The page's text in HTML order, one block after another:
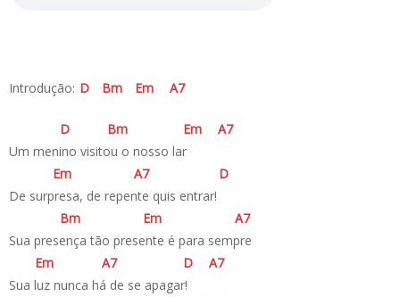
Introdução: D Bm Em A7
D Bm Em A7
Um menino visitou o nosso lar
Em A7
D
De surpresa, de repente quis entrar!
Bm Em A7
Sua presença tão presente é para sempre
Em A7 D A7
Sua luz nunca há de se apagar!